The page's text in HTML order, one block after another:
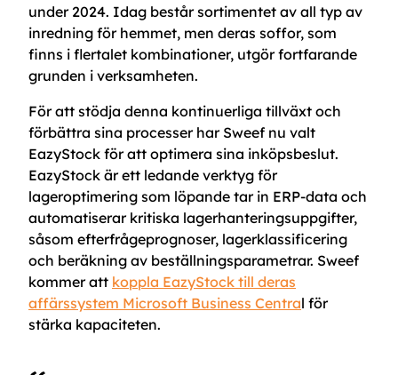
under 2024. Idag består sortimentet av all typ av
inredning för hemmet, men deras soffor, som
finns i flertalet kombinationer, utgör fortfarande
grunden i verksamheten.
För att stödja denna kontinuerliga tillväxt och
förbättra sina processer har Sweef nu valt
EazyStock för att optimera sina inköpsbeslut.
EazyStock är ett ledande verktyg för
lageroptimering som löpande tar in ERP-data och
automatiserar kritiska lagerhanteringsuppgifter,
såsom efterfrågeprognoser, lagerklassificering
och beräkning av beställningsparametrar. Sweef
kommer att koppla EazyStock till deras
affärssystem Microsoft Business Central för
stärka kapaciteten.